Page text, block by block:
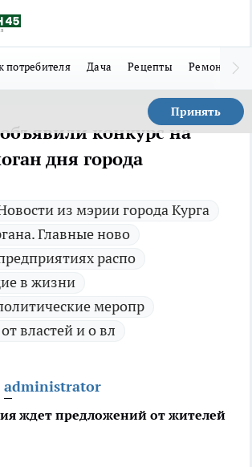
потребителя Дача Рецепты Ремонт
Принять
конкурс на
дня города
из мэрии города Курга
Главные ново
распо
в жизни
меропр
властей и о вл
administrator
ждет предложений от жителей